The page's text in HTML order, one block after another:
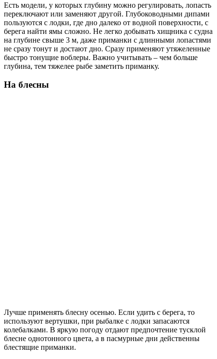
Есть модели, у которых глубину можно регулировать, лопасть
переключают или заменяют другой. Глубоководными дипами
пользуются с лодки, где дно далеко от водной поверхности, с
берега найти ямы сложно. Не легко добывать хищника с судна
на глубине свыше 3 м, даже приманки с длинными лопастями
не сразу тонут и достают дно. Сразу применяют утяжеленные
быстро тонущие воблеры. Важно учитывать – чем больше
глубина, тем тяжелее рыбе заметить приманку.
На блесны
Лучше применять блесну осенью. Если удить с берега, то
используют вертушки, при рыбалке с лодки запасаются
колебалками. В яркую погоду отдают предпочтение тусклой
блесне однотонного цвета, а в пасмурные дни действенны
блестящие приманки.